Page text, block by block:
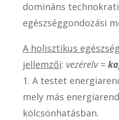
domináns
egészséggondozási
A holisztikus
jellemzői: vezérelv =
1. A testet
mely más
kölcsönhatásban.